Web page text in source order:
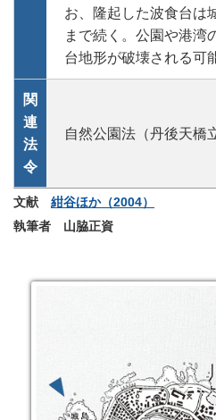
お、隆起した波食台は
まで続く。公園や港湾
台地形が破壊される可
関
連
法
令
自然公園法（丹後天橋
文献 紺谷ほか（2004）
執筆者 山脇正資